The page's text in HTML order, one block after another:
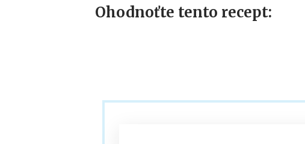
Ohodnoťte tento recept: